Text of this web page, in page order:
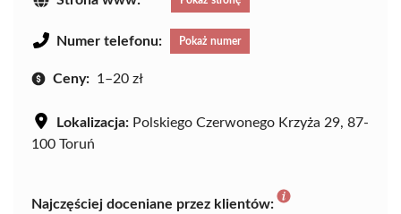
Numer telefonu: Pokaż numer
Ceny: 1–20 zł
Lokalizacja: Polskiego Czerwonego Krzyża 29, 87-
100 Toruń
Najczęściej doceniane przez klientów: